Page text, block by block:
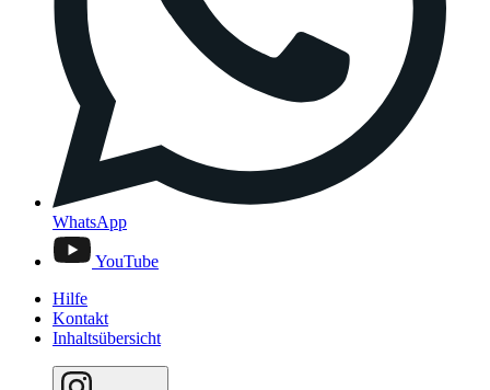
WhatsApp
YouTube
Hilfe
Kontakt
Inhaltsübersicht